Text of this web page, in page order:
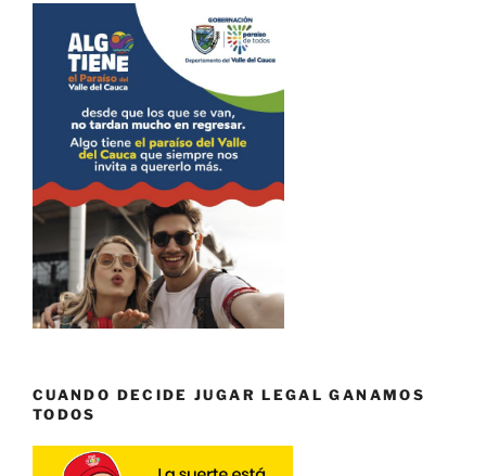
CUANDO DECIDE JUGAR LEGAL GANAMOS
TODOS